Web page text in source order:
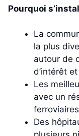
Pourquoi
La
la plus
autour de
d’intérêt
Les
avec un
Des